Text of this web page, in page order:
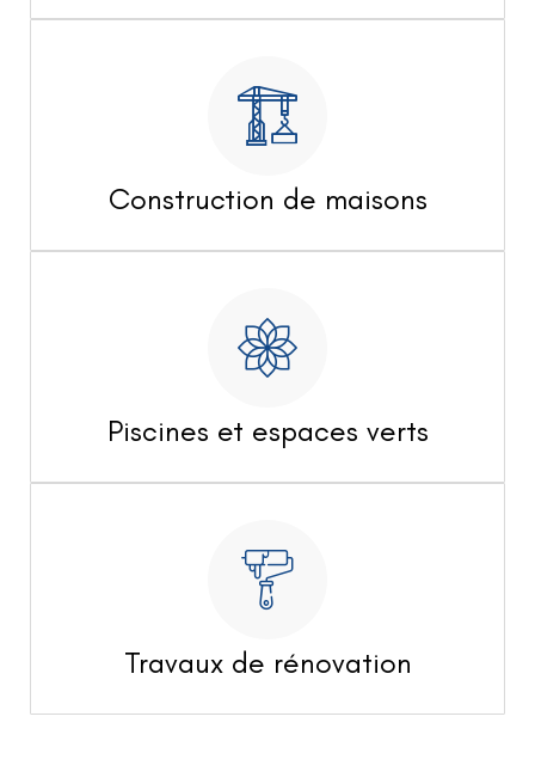
Construction de maisons
Piscines et espaces verts
Travaux de rénovation